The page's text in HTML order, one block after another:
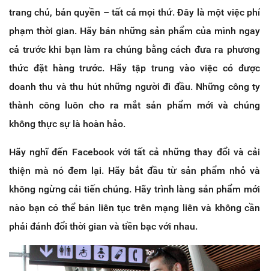
trang chủ, bản quyền – tất cả mọi thứ. Đây là một việc phí
phạm thời gian. Hãy bán những sản phẩm của mình ngay
cả trước khi bạn làm ra chúng bằng cách đưa ra phương
thức đặt hàng trước. Hãy tập trung vào việc có được
doanh thu và thu hút những người đi đầu. Những công ty
thành công luôn cho ra mắt sản phẩm mới và chúng
không thực sự là hoàn hảo.
Hãy nghĩ đến Facebook với tất cả những thay đổi và cải
thiện mà nó đem lại. Hãy bắt đầu từ sản phẩm nhỏ và
không ngừng cải tiến chúng. Hãy trình làng sản phẩm mới
nào bạn có thể bán liên tục trên mạng liên và không cần
phải đánh đổi thời gian và tiền bạc với nhau.